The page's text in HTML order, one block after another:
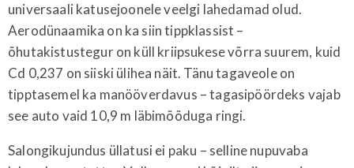
universaali katusejoonele veelgi lahedamad olud.
Aerodünaamika on ka siin tippklassist –
õhutakistustegur on küll kriipsukese võrra suurem, kuid
Cd 0,237 on siiski ülihea näit. Tänu tagaveole on
tipptasemel ka manööverdavus – tagasipöördeks vajab
see auto vaid 10,9 m läbimõõduga ringi.
Salongikujundus üllatusi ei paku – selline nupuvaba